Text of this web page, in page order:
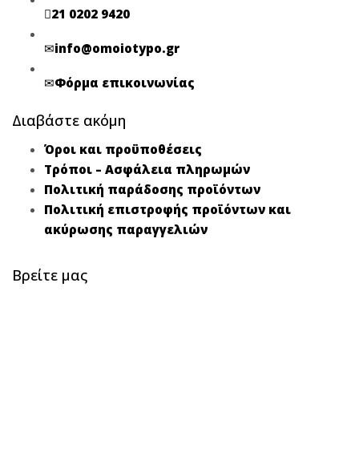
21 0202 9420
info@omoiotypo.gr
Φόρμα επικοινωνίας
Διαβάστε ακόμη
Όροι και προϋποθέσεις
Τρόποι – Ασφάλεια πληρωμών
Πολιτική παράδοσης προϊόντων
Πολιτική επιστροφής προϊόντων και
ακύρωσης παραγγελιών
Βρείτε μας